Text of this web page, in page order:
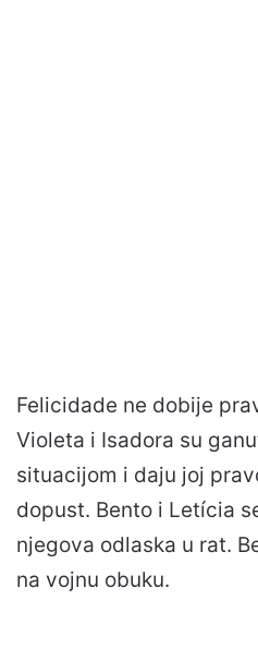
Felicidade ne dobije
Violeta i Isadora su
situacijom i daju joj
dopust. Bento i Letícia
njegova odlaska u rat.
na vojnu obuku.